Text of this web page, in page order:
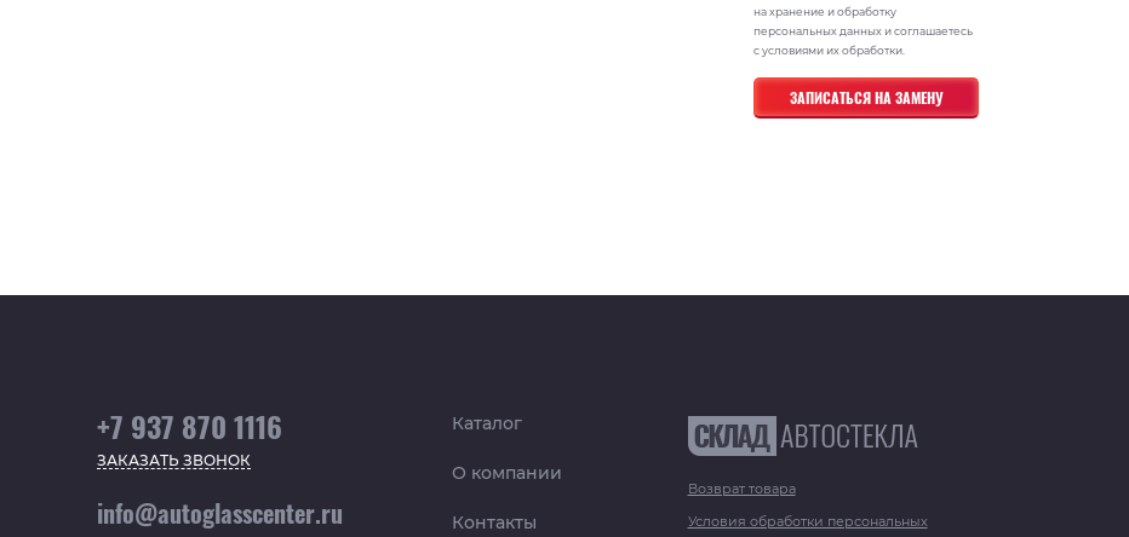
на хранение и обработку
персональных данных и соглашаетесь
с условиями их обработки.
+7 937 870 1116
ЗАКАЗАТЬ ЗВОНОК
info@autoglasscenter.ru
Каталог
О компании
Контакты
Возврат товара
Условия обработки персональных